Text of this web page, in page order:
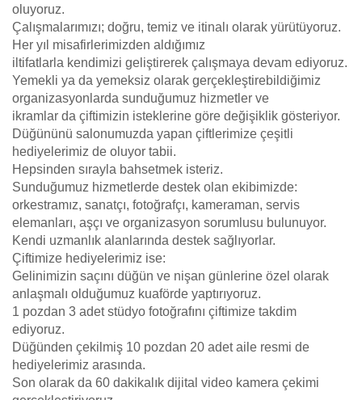
oluyoruz.
Çalışmalarımızı; doğru, temiz ve itinalı olarak yürütüyoruz.
Her yıl misafirlerimizden aldığımız
iltifatlarla kendimizi geliştirerek çalışmaya devam ediyoruz.
Yemekli ya da yemeksiz olarak gerçekleştirebildiğimiz
organizasyonlarda sunduğumuz hizmetler ve
ikramlar da çiftimizin isteklerine göre değişiklik gösteriyor.
Düğününü salonumuzda yapan çiftlerimize çeşitli
hediyelerimiz de oluyor tabii.
Hepsinden sırayla bahsetmek isteriz.
Sunduğumuz hizmetlerde destek olan ekibimizde:
orkestramız, sanatçı, fotoğrafçı, kameraman, servis
elemanları, aşçı ve organizasyon sorumlusu bulunuyor.
Kendi uzmanlık alanlarında destek sağlıyorlar.
Çiftimize hediyelerimiz ise:
Gelinimizin saçını düğün ve nişan günlerine özel olarak
anlaşmalı olduğumuz kuaförde yaptırıyoruz.
1 pozdan 3 adet stüdyo fotoğrafını çiftimize takdim
ediyoruz.
Düğünden çekilmiş 10 pozdan 20 adet aile resmi de
hediyelerimiz arasında.
Son olarak da 60 dakikalık dijital video kamera çekimi